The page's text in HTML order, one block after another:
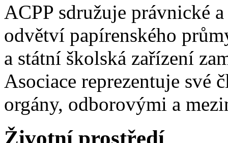
ACPP sdružuje právnické
odvětví papírenského
a státní školská zařízení
Asociace reprezentuje své
orgány, odborovými a
Životní prostředí